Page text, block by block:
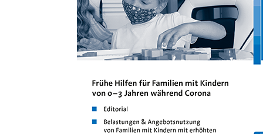
Zum Anfang der Bildergalerie springen